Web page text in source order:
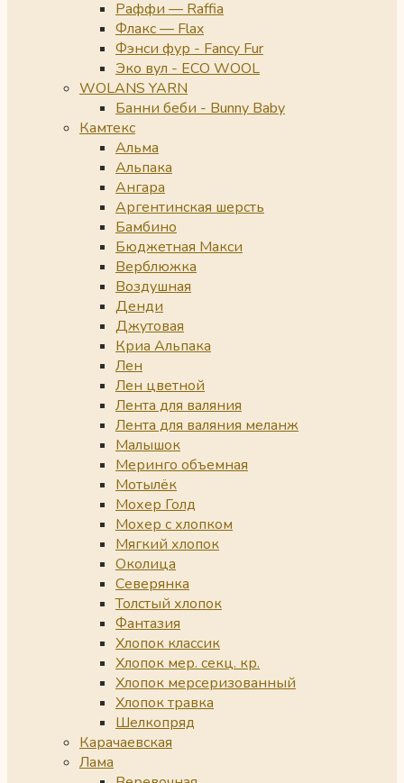
Раффи — Raffia
Флакс — Flax
Фэнси фур - Fancy Fur
Эко вул - ECO WOOL
WOLANS YARN
Банни беби - Bunny Baby
Камтекс
Альма
Альпака
Ангара
Аргентинская шерсть
Бамбино
Бюджетная Макси
Верблюжка
Воздушная
Денди
Джутовая
Криа Альпака
Лен
Лен цветной
Лента для валяния
Лента для валяния меланж
Малышок
Меринго объемная
Мотылёк
Мохер Голд
Мохер с хлопком
Мягкий хлопок
Околица
Северянка
Толстый хлопок
Фантазия
Хлопок классик
Хлопок мер. секц. кр.
Хлопок мерсеризованный
Хлопок травка
Шелкопряд
Карачаевская
Лама